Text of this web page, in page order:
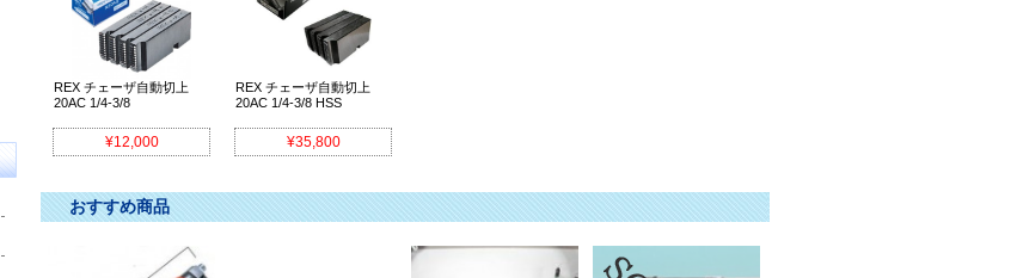
REX チェーザ自動切上
20AC 1/4-3/8
¥12,000
REX チェーザ自動切上
20AC 1/4-3/8 HSS
¥35,800
おすすめ商品